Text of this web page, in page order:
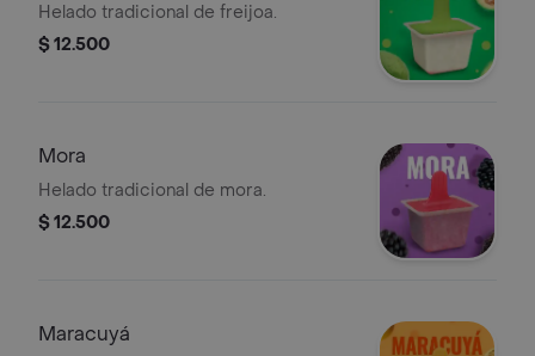
Helado tradicional de freijoa.
$ 12.500
Mora
Helado tradicional de mora.
$ 12.500
Maracuyá